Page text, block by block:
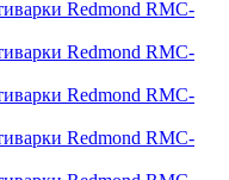
Redmond RMC-
Redmond RMC-
Redmond RMC-
Redmond RMC-